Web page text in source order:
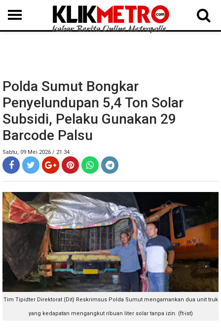
MEDAN LANGKAT DAIRI SAMOSIR TAPUT BATUBARA DELISERDANG
Polda Sumut Bongkar
Penyelundupan 5,4 Ton Solar
Subsidi, Pelaku Gunakan 29
Barcode Palsu
Sabtu, 09 Mei 2026 / 21.34
Tim Tipidter Direktorat (Dit) Reskrimsus Polda Sumut mengamankan dua unit truk
yang kedapatan mengangkut ribuan liter solar tanpa izin. (ft-ist)